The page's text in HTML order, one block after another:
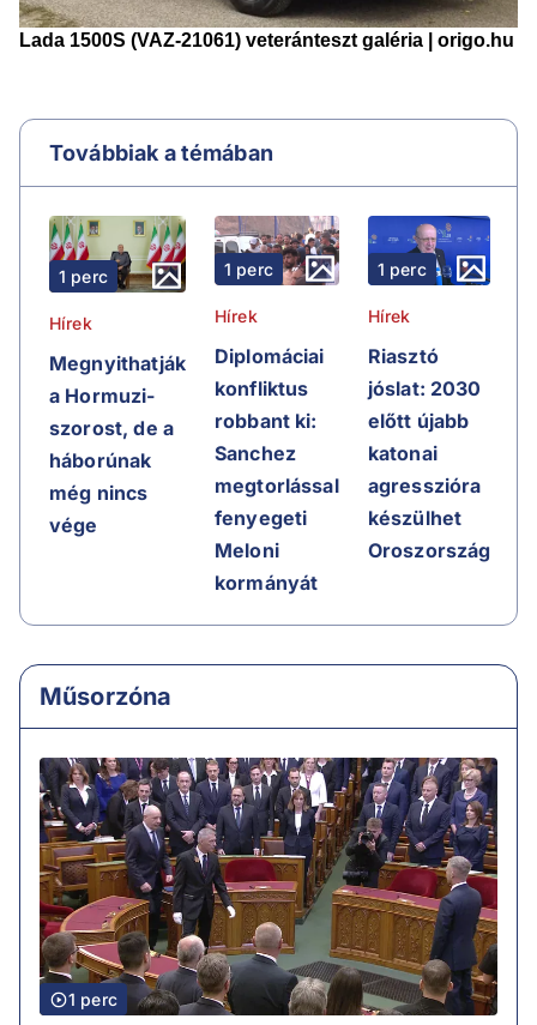
Továbbiak a témában
1 perc
Hírek
Megnyithatják
a Hormuzi-
szorost, de a
háborúnak
még nincs
vége
1 perc
Hírek
Diplomáciai
konfliktus
robbant ki:
Sanchez
megtorlással
fenyegeti
Meloni
kormányát
1 perc
Hírek
Riasztó
jóslat: 2030
előtt újabb
katonai
agresszióra
készülhet
Oroszország
Műsorzóna
1 perc